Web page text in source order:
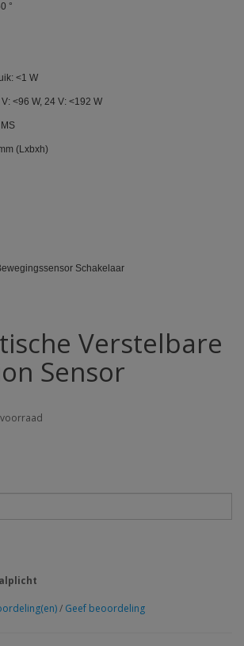
°
<1 W
<96 W, 24 V: <192 W
(Lxbxh)
Schakelaar
Verstelbare
Sensor
/ Geef beoordeling